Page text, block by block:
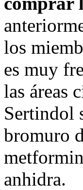
los
es muy
las áreas
Sertindol
bromuro
anhidra.